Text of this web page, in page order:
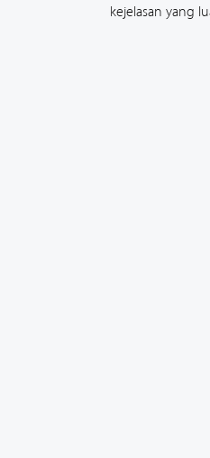
kejelasan yang